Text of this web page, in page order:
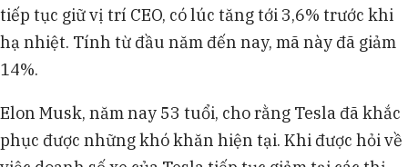
tiếp tục giữ vị trí CEO, có lúc tăng tới 3,6% trước khi
hạ nhiệt. Tính từ đầu năm đến nay, mã này đã giảm
14%.
Elon Musk, năm nay 53 tuổi, cho rằng Tesla đã khắc
phục được những khó khăn hiện tại. Khi được hỏi về